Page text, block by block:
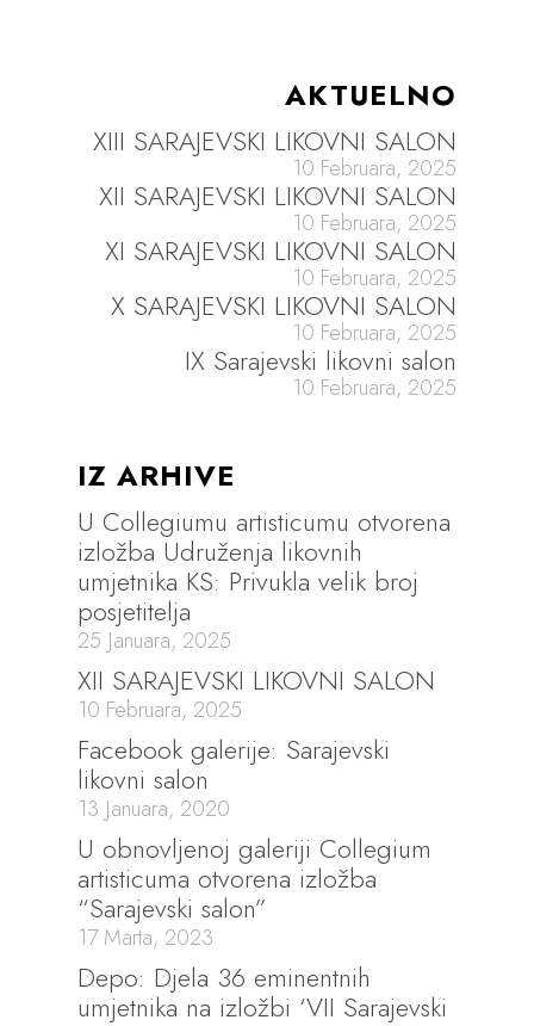
AKTUELNO
XIII SARAJEVSKI LIKOVNI SALON
10 Februara, 2025
XII SARAJEVSKI LIKOVNI SALON
10 Februara, 2025
XI SARAJEVSKI LIKOVNI SALON
10 Februara, 2025
X SARAJEVSKI LIKOVNI SALON
10 Februara, 2025
IX Sarajevski likovni salon
10 Februara, 2025
IZ ARHIVE
U Collegiumu artisticumu otvorena
izložba Udruženja likovnih
umjetnika KS: Privukla velik broj
posjetitelja
25 Januara, 2025
XII SARAJEVSKI LIKOVNI SALON
10 Februara, 2025
Facebook galerije: Sarajevski
likovni salon
13 Januara, 2020
U obnovljenoj galeriji Collegium
artisticuma otvorena izložba
“Sarajevski salon”
17 Marta, 2023
Depo: Djela 36 eminentnih
umjetnika na izložbi ‘VII Sarajevski